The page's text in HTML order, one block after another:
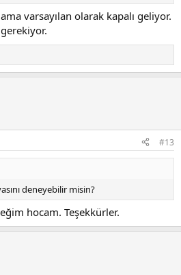
varsayılan olarak kapalı geliyor.
#13
deneyebilir misin?
hocam. Teşekkürler.